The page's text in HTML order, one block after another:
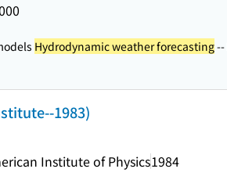
Hydrodynamic weather forecasting--
1983)
Institute of Physics1984